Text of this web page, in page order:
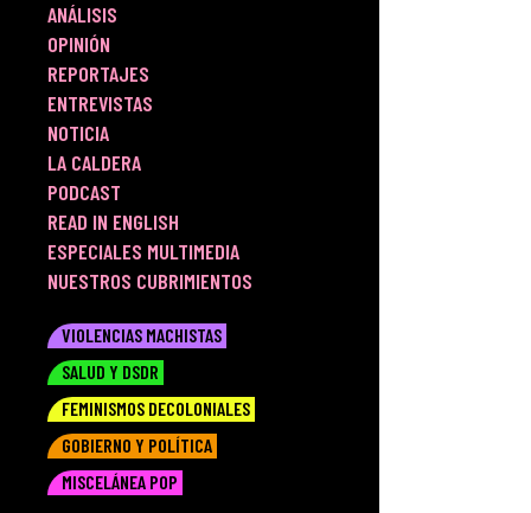
ANÁLISIS
OPINIÓN
REPORTAJES
ENTREVISTAS
NOTICIA
LA CALDERA
PODCAST
READ IN ENGLISH
ESPECIALES MULTIMEDIA
NUESTROS CUBRIMIENTOS
VIOLENCIAS MACHISTAS
SALUD Y DSDR
FEMINISMOS DECOLONIALES
GOBIERNO Y POLÍTICA
MISCELÁNEA POP